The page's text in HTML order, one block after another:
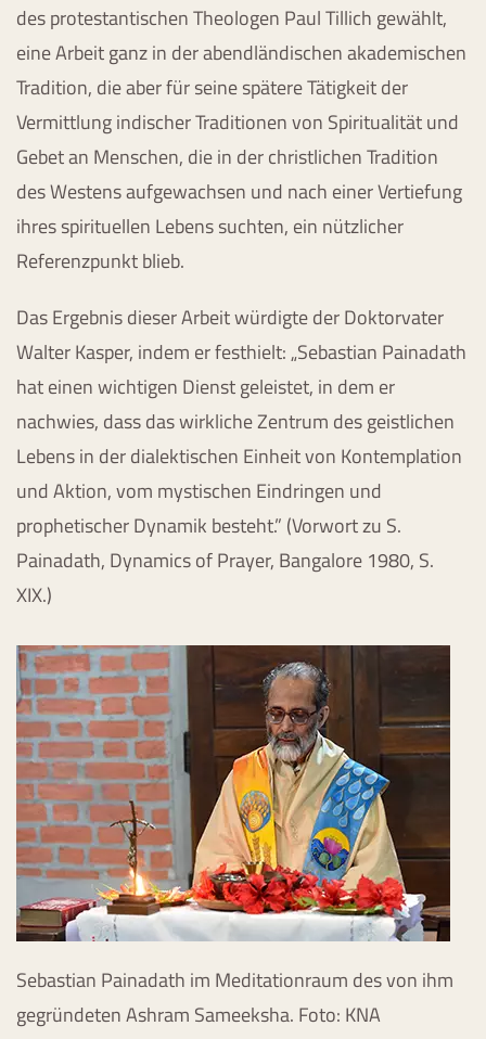
des protestantischen Theologen Paul Tillich gewählt,
eine Arbeit ganz in der abendländischen akademischen
Tradition, die aber für seine spätere Tätigkeit der
Vermittlung indischer Traditionen von Spiritualität und
Gebet an Menschen, die in der christlichen Tradition
des Westens aufgewachsen und nach einer Vertiefung
ihres spirituellen Lebens suchten, ein nützlicher
Referenzpunkt blieb.
Das Ergebnis dieser Arbeit würdigte der Doktorvater
Walter Kasper, indem er festhielt: „Sebastian Painadath
hat einen wichtigen Dienst geleistet, in dem er
nachwies, dass das wirkliche Zentrum des geistlichen
Lebens in der dialektischen Einheit von Kontemplation
und Aktion, vom mystischen Eindringen und
prophetischer Dynamik besteht.” (Vorwort zu S.
Painadath, Dynamics of Prayer, Bangalore 1980, S.
XIX.)
Sebastian Painadath im Meditationraum des von ihm
gegründeten Ashram Sameeksha. Foto: KNA